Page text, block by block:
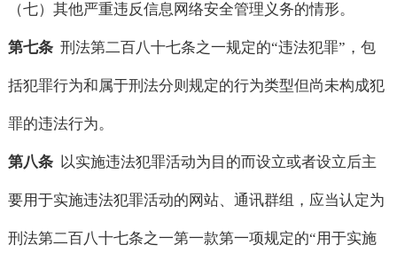
（七）其他严重违反信息网络安全管理义务的情形。
第七条 刑法第二百八十七条之一规定的“违法犯罪”，包
括犯罪行为和属于刑法分则规定的行为类型但尚未构成犯
罪的违法行为。
第八条 以实施违法犯罪活动为目的而设立或者设立后主
要用于实施违法犯罪活动的网站、通讯群组，应当认定为
刑法第二百八十七条之一第一款第一项规定的“用于实施